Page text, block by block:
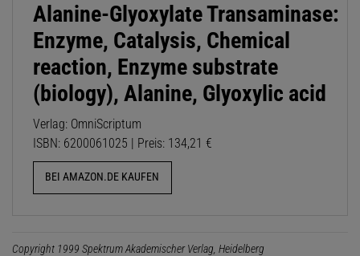
Alanine-Glyoxylate Transaminase:
Enzyme, Catalysis, Chemical
reaction, Enzyme substrate
(biology), Alanine, Glyoxylic acid
Verlag: OmniScriptum
ISBN: 6200061025 | Preis: 134,21 €
BEI AMAZON.DE KAUFEN
Copyright 1999 Spektrum Akademischer Verlag, Heidelberg